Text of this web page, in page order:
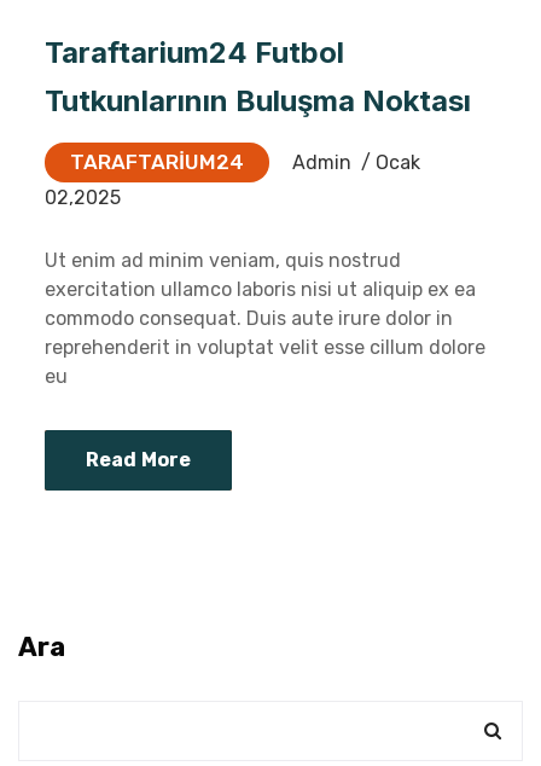
Taraftarium24 Futbol
Tutkunlarının Buluşma Noktası
TARAFTARIUM24 Admin / Ocak
02,2025
Ut enim ad minim veniam, quis nostrud
exercitation ullamco laboris nisi ut aliquip ex ea
commodo consequat. Duis aute irure dolor in
reprehenderit in voluptat velit esse cillum dolore
eu
Read More
Ara